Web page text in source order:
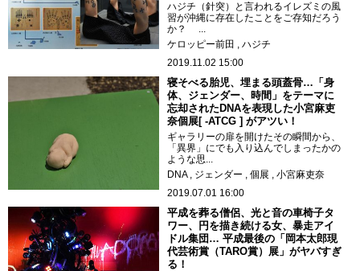
ハジチ（針突）と言われるイレズミの風
習が沖縄に存在したことをご存知だろう
か？ ...
ケロッピー前田
ハジチ
2019.11.02 15:00
寝そべる胎児、埋まる頭蓋骨…「身
体、ジェンダー、時間」をテーマに
忘却されたDNAを表現した小宮麻吏
奈個展[ -ATCG ] がアツい！
ギャラリーの扉を開けたその瞬間から、
「異界」にでも入り込んでしまったかの
ような思...
DNA
ジェンダー 個展
小宮麻吏奈
2019.07.01 16:00
平成を葬る僧侶、光と音の車椅子タ
ワー、円を描き続ける女、暴走アイ
ドル集団… 平成最後の「岡本太郎現
代芸術賞（TARO賞）展」がヤバすぎ
る！